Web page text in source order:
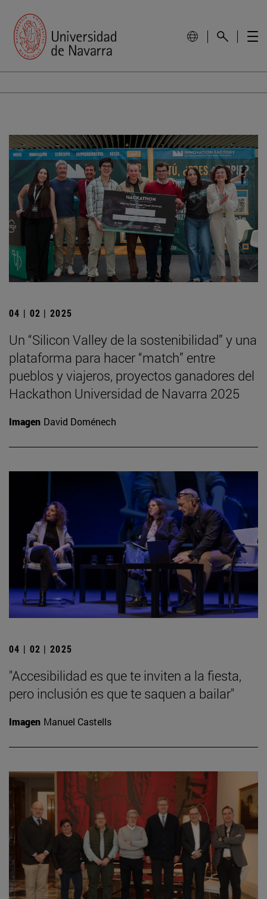
04 | 02 | 2025
Un “Silicon Valley de la sostenibilidad” y una
plataforma para hacer “match” entre
pueblos y viajeros, proyectos ganadores del
Hackathon Universidad de Navarra 2025
Imagen David Doménech
04 | 02 | 2025
"Accesibilidad es que te inviten a la fiesta,
pero inclusión es que te saquen a bailar"
Imagen Manuel Castells